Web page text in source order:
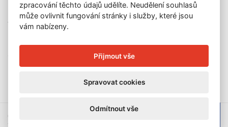
E-mail:
info@galerielazarska.cz
Telefon:
+420 222 523 739
OTEVÍRACÍ DOBA
© 2026 Galerie Lazarská | E-mail:
Telefon: +420222523739, +420603284668, +420603284651 |
zpracování těchto údajů udělíte. Neudělení souhlasů
může ovlivnit fungování stránky i služby, které jsou
vám nabízeny.
Přijmout vše
Spravovat cookies
Odmítnout vše